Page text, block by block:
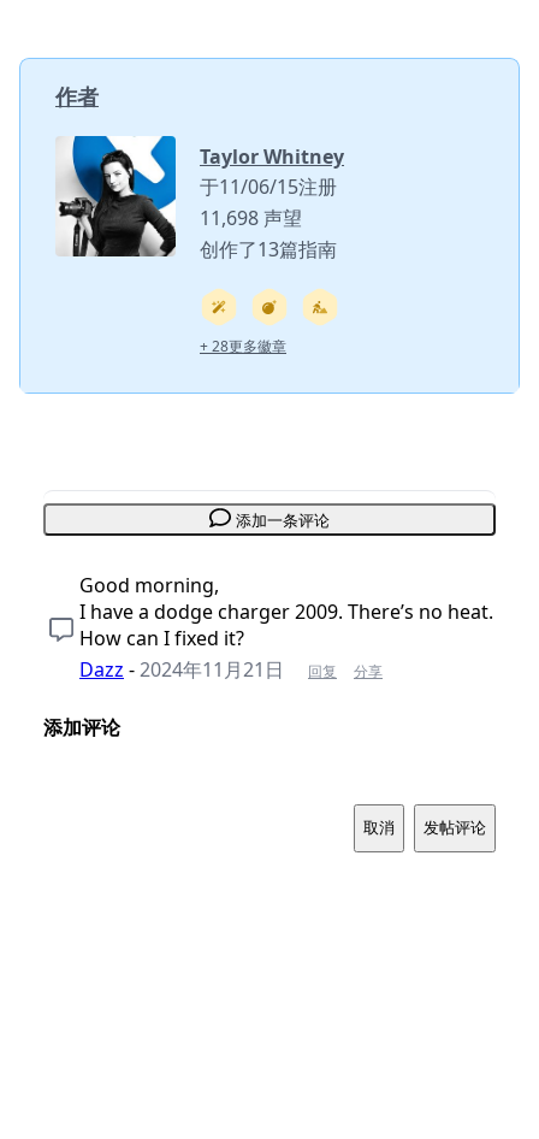
作者
Taylor Whitney
于11/06/15注册
11,698 声望
创作了13篇指南
+ 28更多徽章
添加一条评论
Good morning,
I have a dodge charger 2009. There’s no heat.
How can I fixed it?
Dazz -2024年11月21日 回复 分享
添加评论
取消 发帖评论